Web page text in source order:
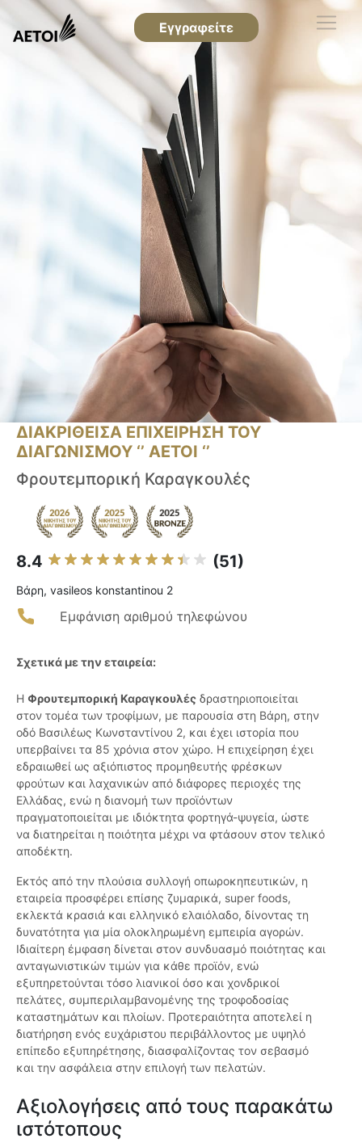
Εγγραφείτε
ΔΙΑΚΡΙΘΕΙΣΑ ΕΠΙΧΕΙΡΗΣΗ ΤΟΥ
ΔΙΑΓΩΝΙΣΜΟΥ ‘’ ΑΕΤΟΙ ‘’
Φρουτεμπορική Καραγκουλές
8.4 (51)
Βάρη, vasileos konstantinou 2
Εμφάνιση αριθμού τηλεφώνου
Σχετικά με την εταιρεία:
Η Φρουτεμπορική Καραγκουλές δραστηριοποιείται
στον τομέα των τροφίμων, με παρουσία στη Βάρη, στην
οδό Βασιλέως Κωνσταντίνου 2, και έχει ιστορία που
υπερβαίνει τα 85 χρόνια στον χώρο. Η επιχείρηση έχει
εδραιωθεί ως αξιόπιστος προμηθευτής φρέσκων
φρούτων και λαχανικών από διάφορες περιοχές της
Ελλάδας, ενώ η διανομή των προϊόντων
πραγματοποιείται με ιδιόκτητα φορτηγά-ψυγεία, ώστε
να διατηρείται η ποιότητα μέχρι να φτάσουν στον τελικό
αποδέκτη.
Εκτός από την πλούσια συλλογή οπωροκηπευτικών, η
εταιρεία προσφέρει επίσης ζυμαρικά, super foods,
εκλεκτά κρασιά και ελληνικό ελαιόλαδο, δίνοντας τη
δυνατότητα για μία ολοκληρωμένη εμπειρία αγορών.
Ιδιαίτερη έμφαση δίνεται στον συνδυασμό ποιότητας και
ανταγωνιστικών τιμών για κάθε προϊόν, ενώ
εξυπηρετούνται τόσο λιανικοί όσο και χονδρικοί
πελάτες, συμπεριλαμβανομένης της τροφοδοσίας
καταστημάτων και πλοίων. Προτεραιότητα αποτελεί η
διατήρηση ενός ευχάριστου περιβάλλοντος με υψηλό
επίπεδο εξυπηρέτησης, διασφαλίζοντας τον σεβασμό
και την ασφάλεια στην επιλογή των πελατών.
Αξιολογήσεις από τους παρακάτω
ιστότοπους